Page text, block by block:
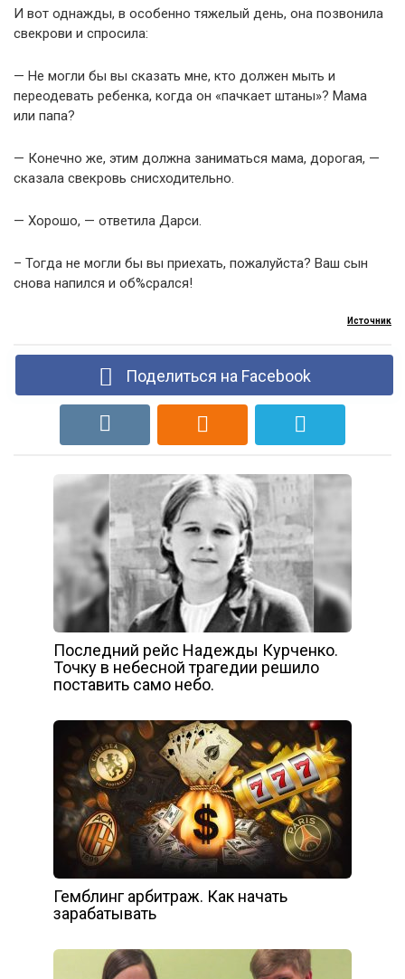
И вот однажды, в особенно тяжелый день, она позвонила
свекрови и спросила:
— Не могли бы вы сказать мне, кто должен мыть и
переодевать ребенка, когда он «пачкает штаны»? Мама
или папа?
— Конечно же, этим должна заниматься мама, дорогая, —
сказала свекровь снисходительно.
— Хорошо, — ответила Дарси.
– Тогда не могли бы вы приехать, пожалуйста? Ваш сын
снова напился и об%срался!
Источник
Поделиться на Facebook
Последний рейс Надежды Курченко.
Точку в небесной трагедии решило
поставить само небо.
Гемблинг арбитраж. Как начать
зарабатывать